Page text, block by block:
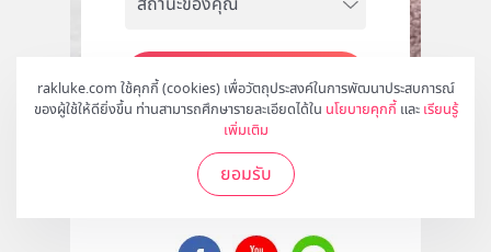
rakluke.com ใช้คุกกี้ (cookies) เพื่อวัตถุประสงค์ในการพัฒนาประสบการณ์
ของผู้ใช้ให้ดียิ่งขึ้น ท่านสามารถศึกษารายละเอียดได้ใน นโยบายคุกกี้ และ เรียนรู้
เพิ่มเติม
ยอมรับ
สมัคร
ติดตามเราได้ที่